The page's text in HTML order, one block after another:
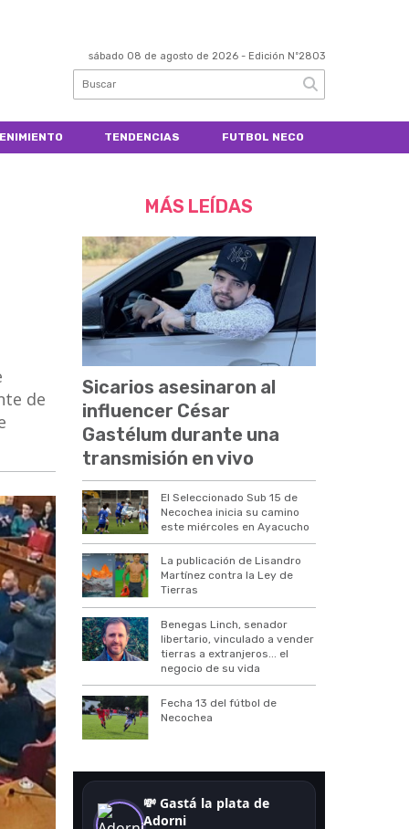
sábado 08 de agosto de 2026 - Edición Nº2803
TENDENCIAS FUTBOL NECO
de
MÁS LEÍDAS
Sicarios asesinaron al
influencer César
Gastélum durante una
transmisión en vivo
El Seleccionado Sub 15 de
Necochea inicia su camino
este miércoles en Ayacucho
La publicación de Lisandro
Martínez contra la Ley de
Tierras
Benegas Linch, senador
libertario, vinculado a vender
tierras a extranjeros... el
negocio de su vida
Fecha 13 del fútbol de
Necochea